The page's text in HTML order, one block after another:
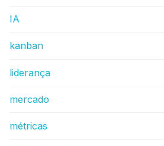
IA
kanban
liderança
mercado
métricas